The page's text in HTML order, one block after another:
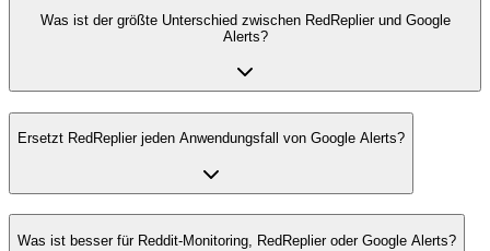
Was ist der größte Unterschied zwischen RedReplier und Google
Alerts?
Ersetzt RedReplier jeden Anwendungsfall von Google Alerts?
Was ist besser für Reddit-Monitoring, RedReplier oder Google Alerts?